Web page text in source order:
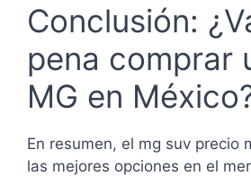
Conclusión:
pena comprar
MG en
En resumen, el mg suv precio
las mejores opciones en el